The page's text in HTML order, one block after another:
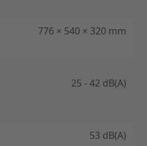
776 × 540 × 320 mm
25 - 42 dB(A)
53 dB(A)